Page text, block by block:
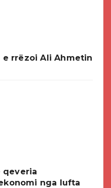
rrëzoi Ali Ahmetin
qeveria
nga lufta